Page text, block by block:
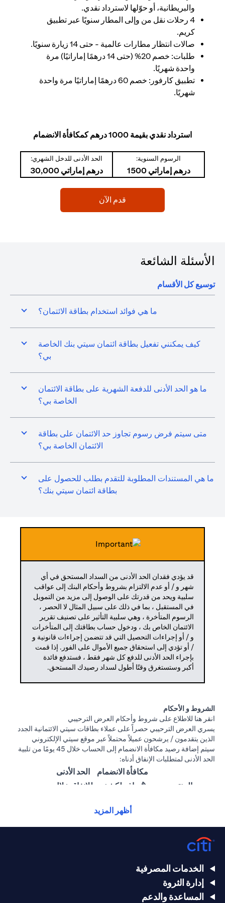
والبريطانية، أو حوّلها لاسترداد نقدي.
4 رحلات نقل من وإلى المطار سنويًا عبر تطبيق
كريم.
صالات انتظار مطارات عالمية - حتى 14 زيارة سنويًا.
طلبات: خصم 20% (حتى 14 درهمًا إماراتيًا) مرة
واحدة شهريًا.
تطبيق كارفور: خصم 60 درهمًا إماراتيًا مرة واحدة
شهريًا.
استرداد نقدي بقيمة 1000 درهم كمكافأة الانضمام
الرسوم السنوية:
درهم إماراتي 1500
الحد الأدنى للدخل الشهري:
درهم إماراتي 30,000
قدم الآن
الأسئلة الشائعة
توسيع كل الأقسام
ما هي فوائد استخدام بطاقة الائتمان؟
كيف يمكنني تفعيل بطاقة ائتمان سيتي بنك الخاصة
بي؟
ما هو الحد الأدنى للدفعة الشهرية على بطاقة الائتمان
الخاصة بي؟
متى سيتم فرض رسوم تجاوز حد الائتمان على بطاقة
الائتمان الخاصة بي؟
ما هي المستندات المطلوبة للتقدم بطلب للحصول على
بطاقة ائتمان سيتي بنك؟
قد يؤدي فقدان الحد الأدنى من السداد المستحق في أي
شهر و / أو عدم الالتزام بشروط وأحكام البنك إلى عواقب
سلبية ويحد من قدرتك على الوصول إلى مزيد من التمويل
في المستقبل ، بما في ذلك على سبيل المثال لا الحصر ،
الرسوم المتأخرة ، وهي سلبية التأثير على تصنيف تقرير
الائتمان الخاص بك ، ودخول حساب بطاقتك إلى المتأخرات
و / أو إجراءات التحصيل التي قد تتضمن إجراءات قانونية و
/ أو تؤدي إلى استحقاق جميع الأموال على الفور. إذا قمت
بإجراء الحد الأدنى للدفع كل شهر فقط ، فستدفع فائدة
أكبر وستستغرق وقتًا أطول لسداد رصيدك المستحق.
الشروط و الأحكام
انقر هنا للاطلاع على شروط وأحكام العرض الترحيبي
يسري العرض الترحيبي حصراً على عملاء بطاقات سيتي الائتمانية الجدد
الذين يتقدمون / يرشحون عميلاً محتملاً عبر موقع سيتي الإلكتروني
سيتم إضافة رصيد مكافأة الانضمام إلى الحساب خلال 45 يومًا من تلبية
الحد الأدنى لمتطلبات الإنفاق أدناه:
المنتج
مكافأة الانضمام
(تُضاف لكشف
الحد الأدنى
للإنفاق خلال
سيتي ألتيما
درهم
بطاقة سيتي
بريستيج الائتمانية
أظهر المزيد
الخدمات المصرفية
إدارة الثروة
المساعدة والدعم